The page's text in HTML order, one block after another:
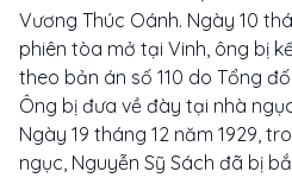
Vương Thúc Oánh. Ngày 10
phiên tòa mở tại Vinh, ông bị
theo bản án số 110 do Tổng
Ông bị đưa về đày tại nhà
Ngày 19 tháng 12 năm 1929,
ngục, Nguyễn Sỹ Sách đã bị